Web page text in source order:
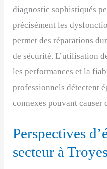
diagnostic sophistiqués
précisément les
permet des réparations
de sécurité. L’utilisation
les performances et la
professionnels détectent
connexes pouvant causer
Perspectives
secteur à